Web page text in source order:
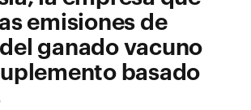
emisiones de
ganado vacuno
basado